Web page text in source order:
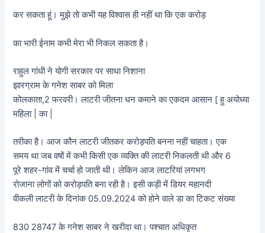
कर सकता हूं। मुझे तो कभी यह विश्वास ही नहीं था कि एक करोड़
का भारी ईनाम कभी मेरा भी निकल सकता है।
राहुल गांधी ने योगी सरकार पर साधा निशाना
झारग्राम के गनेश साबर को मिला
कोलकाता,2 फरवरी। लाटरी जीतना धन कमाने का एकदम आसान [ हु अयोध्या
महिला | का |
तरीका है। आज कौन लाटरी जीतकर करोड़पति बनना नहीं चाहता। एक
समय था जब वषों में कभी किसी एक व्यक्ति की लाटरी निकलती थी और 6
पूरे शहर-गांव में चर्चा हो जाती थी। लेकिन आज लाटरियां लगभग
रोजाना लोगों को करोड़पति बना रही है। इसी कड़ी में डियर महानदी
वीकली लाटरी के दिनांक 05.09.2024 को होने वाले डा का टिकट संख्या
830 28747 के गनेश साबर ने खरीदा था। पश्चात अधिकृत